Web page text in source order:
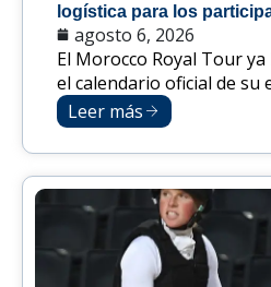
logística para los
agosto 6, 2026
El Morocco Royal Tour
el calendario oficial de su
Leer más